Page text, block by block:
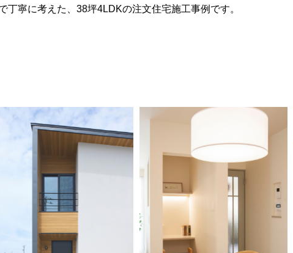
丁寧に考えた、38坪4LDKの注文住宅施工事例です。